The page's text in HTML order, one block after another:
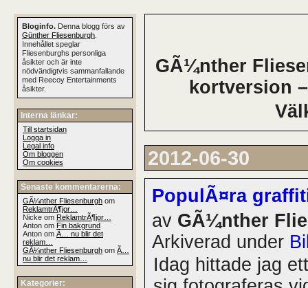
GÃ¼nther
kortversion
2012-06-30
PopulÃ¤ra
av GÃ¼nther
Arkiverad under
Idag hittade jag
Bloginfo. Denna blogg förs av
Günther Fliesenburgh
Innehållet speglar
Fliesenburghs personliga
åsikter och är inte
nödvändigtvis sammanfallande
med Reecoy Entertainments
åsikter.
Interna länkar:
Till startsidan
Logga in
Legal info
Om bloggen
Om cookies
Senaste kommentarerna:
GÃ¼nther Fliesenburgh om
ReklamtrÃ¶jor…
Nicke om ReklamtrÃ¶jor…
Anton om Fin bakgrund
Anton om Ã… nu blir det
reklam…
GÃ¼nther Fliesenburgh om Ã…
nu blir det reklam…
Kategorier: